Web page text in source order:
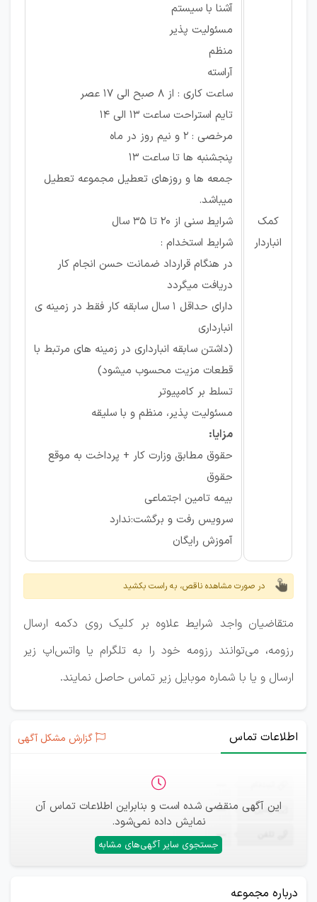
کمک
انباردار
آشنا با سیستم
مسئولیت پذیر
منظم
آراسته
ساعت كارى : از ٨ صبح الى ۱۷ عصر
تايم استراحت ساعت ۱۳ الی ۱۴
مرخصى : ۲ و نیم روز در ماه
پنجشنبه ها تا ساعت ۱۳
جمعه ها و روزهای تعطیل مجموعه تعطیل
میباشد.
شرايط سنى از 20 تا 35 سال
شرايط استخدام :
در هنگام قرارداد ضمانت حسن انجام کار
دریافت میگردد
داراى حداقل ۱ سال سابقه كار فقط در زمينه ى
انباردارى
(داشتن سابقه انباردارى در زمينه هاى مرتبط با
قطعات مزیت محسوب میشود)
تسلط بر کامپیوتر
مسئوليت پذير، منظم و با سليقه
مزایا:
حقوق مطابق وزارت کار + پرداخت به موقع
حقوق
بيمه تامين اجتماعى
سرویس رفت و برگشت:ندارد
آموزش رايگان
در صورت مشاهده ناقص، به راست بکشید
متقاضیان واجد شرایط علاوه بر کلیک روی دکمه ارسال
رزومه، می‌توانند رزومه خود را به تلگرام یا واتس‌اپ زیر
ارسال و یا با شماره موبایل زیر تماس حاصل نمایند.
اطلاعات تماس گزارش مشکل آگهی
این آگهی منقضی شده است و بنابراین اطلاعات تماس آن
نمایش داده نمی‌شود.
جستجوی سایر آگهی‌های مشابه
ایمیل —
—
درباره مجموعه